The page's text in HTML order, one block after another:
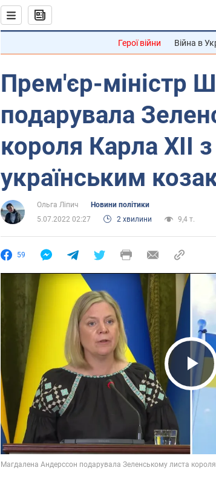
Герої війни Війна в
Прем'єр-міністр
подарувала
короля Карла XII
українським
Ольга Ліпич
Новини політики
5.07.2022 02:27
2 хвилини 9,4 т.
59